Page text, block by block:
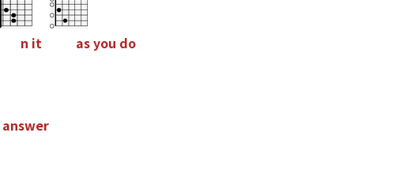
n it asyou do
answer